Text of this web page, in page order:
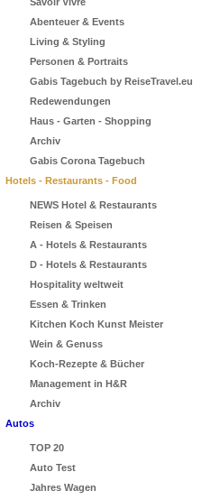
Abenteuer & Events
Living & Styling
Personen & Portraits
Gabis Tagebuch by ReiseTravel.eu
Redewendungen
Haus - Garten - Shopping
Archiv
Gabis Corona Tagebuch
Hotels - Restaurants - Food
NEWS Hotel & Restaurants
Reisen & Speisen
A - Hotels & Restaurants
D - Hotels & Restaurants
Hospitality weltweit
Essen & Trinken
Kitchen Koch Kunst Meister
Wein & Genuss
Koch-Rezepte & Bücher
Management in H&R
Archiv
Autos
TOP 20
Auto Test
Jahres Wagen